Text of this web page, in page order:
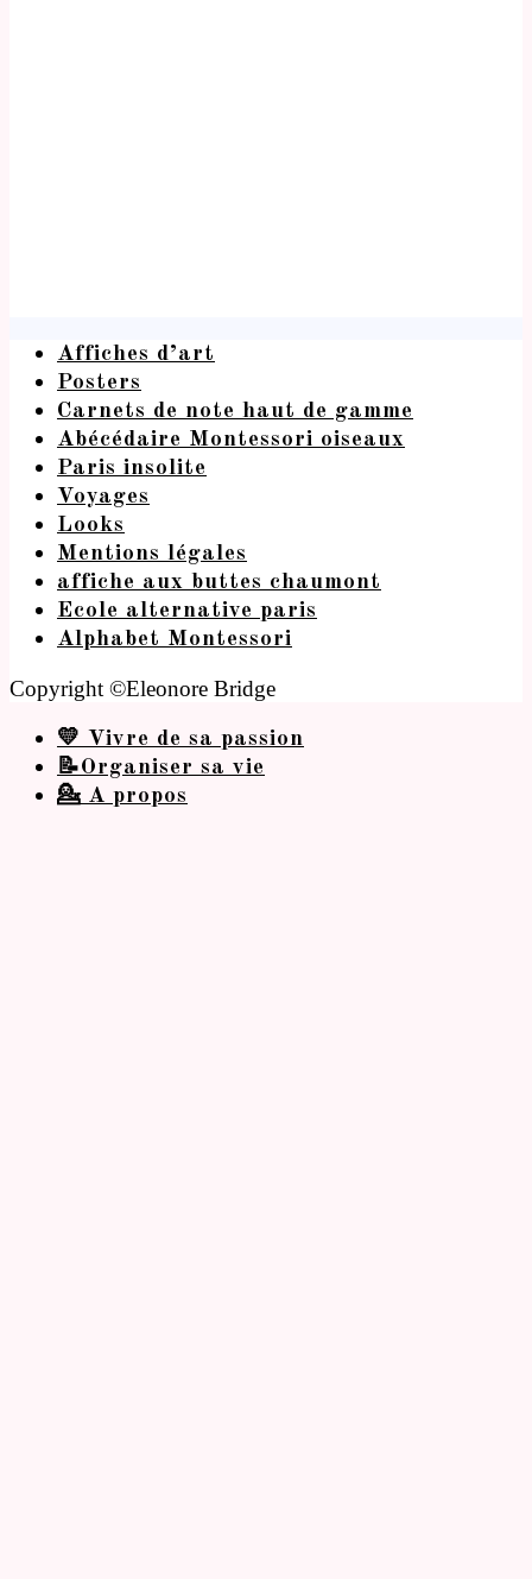
Affiches d’art
Posters
Carnets de note haut de gamme
Abécédaire Montessori oiseaux
Paris insolite
Voyages
Looks
Mentions légales
affiche aux buttes chaumont
Ecole alternative paris
Alphabet Montessori
Copyright ©Eleonore Bridge
💛 Vivre de sa passion
📝Organiser sa vie
💁 A propos